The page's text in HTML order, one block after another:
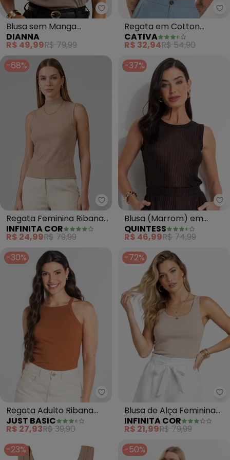
Dianna - Blusa sem Manga
Blusa sem Manga
Feminina em Ribana
(Marrom)
DIANNA
R$ 49,99R$ 79,99
Regata em Cotton
(Laranja)
CATIVA
R$ 32,94R$ 54,90
-68%
Infinita Cor - Regata Feminina
Regata Feminina Ribana
Canelada (Marrom)
INFINITA COR
R$ 24,99R$ 79,99
-37%
Blusa (Marrom) em
Malha Canelada com
Lurex
QUINTESS
R$ 46,99R$ 74,99
-30%
Just Basic - Regata Adulto
Regata Adulto Ribana
Canelada (Marrom)
JUST BASIC
R$ 27,93R$ 39,90
-72%
Blusa de Alça Feminina
(Marrom)
INFINITA COR
R$ 21,99R$ 79,99
-23%
-50%